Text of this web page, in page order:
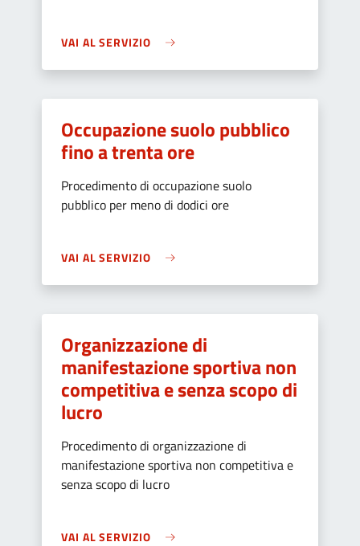
VAI AL SERVIZIO
Occupazione suolo pubblico
fino a trenta ore
Procedimento di occupazione suolo
pubblico per meno di dodici ore
VAI AL SERVIZIO
Organizzazione di
manifestazione sportiva non
competitiva e senza scopo di
lucro
Procedimento di organizzazione di
manifestazione sportiva non competitiva e
senza scopo di lucro
VAI AL SERVIZIO